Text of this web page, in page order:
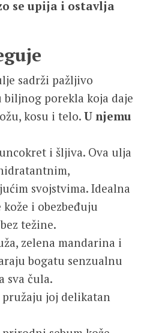
se upija i ostavlja
sadrži pažljivo
porekla koja daje
kosu i telo. U njemu
i šljiva. Ova ulja
svojstvima. Idealna
i obezbeđuju
težine.
zelena mandarina i
bogatu senzualnu
sva čula.
joj delikatan